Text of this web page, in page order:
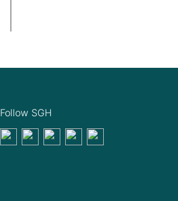
Follow SGH